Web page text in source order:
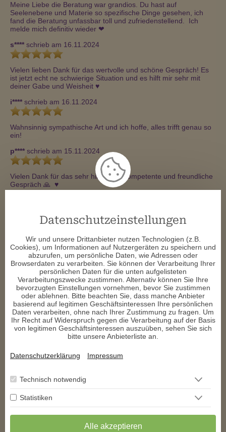
Meine Liebe die Beratung war grandios. Du hast auf
Seelenebene und Materie so spezifische Dinge gesehen, ich
fand die Beratung unfassbar toll und zufriedenstellend.  Ich
melde mich definitiv wieder ❤ ️
s**** schrieb am 16.11.2024
Vielen lieben Dank für das wertvolle und schöne Gespräch! Es
ist jetzt echt ne schwierige Situation und es hilft mir sehr mit
deiner Gabe und Weisheit ♥ ️
i**** schrieb am 16.11.2024
Wahnsinnig sympathische Art und ich hoffe, alles trifft genau so
ein!
p**** schrieb am 15.11.2024
Vielen Dank für das sehr hilfreiche, kompetente und freundliche
Gespräch 🙏  ♥ ️
Danke für das stimmige Zufallgespräch. Melde mich wieder. LG
s****schrieb am 12.11.2024
Eine tolle Hellsicht und sehr liebevoll. Alles stimmig und wir
hören uns gleich wieder. Vielen Dank
i****schrieb am 11.11.2024
Danke für das tolle Gespräch
schrieb am 09.11.2024
<< < 1 2 3 4 5 6 7 > >>
AstroGroup-Portalen
Datenschutzeinstellungen
Wir und unsere Drittanbieter nutzen Technologien (z.B.
Cookies), um Informationen auf Nutzergeräten zu speichern und
abzurufen, um persönliche Daten, wie Adressen oder
Browserdaten zu verarbeiten. Sie können der Verarbeitung Ihrer
persönlichen Daten für die unten aufgelisteten
Verarbeitungszwecke zustimmen. Alternativ können Sie Ihre
bevorzugten Einstellungen vornehmen, bevor Sie zustimmen
oder ablehnen. Bitte beachten Sie, dass manche Anbieter
basierend auf legitimen Geschäftsinteressen Ihre persönlichen
Daten verarbeiten, ohne nach Ihrer Zustimmung zu fragen. Um
Ihr Recht auf Widerspruch gegen die Verarbeitung auf der Basis
von legitimen Geschäftsinteressen auszuüben, sehen Sie sich
bitte unsere Anbieterliste an.
Datenschutzerklärung Impressum
Technisch notwendig
Statistiken
Alle akzeptieren